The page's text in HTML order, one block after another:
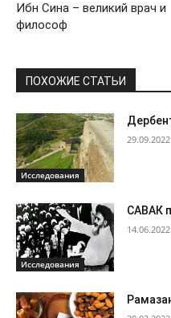
Ибн Сина – великий врач и
философ
ПОХОЖИЕ СТАТЬИ
Исследования
29.09.2022
Исследования
САВАК
14.06.2022